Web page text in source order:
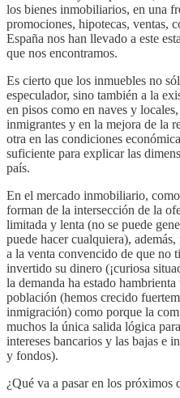
los bienes inmobiliarios, en una
promociones, hipotecas, ventas,
España nos han llevado a este
que nos encontramos.
Es cierto que los inmuebles no
especulador, sino también a la
en pisos como en naves y
inmigrantes y en la mejora de la
otra en las condiciones
suficiente para explicar las
país.
En el mercado inmobiliario,
forman de la intersección de la
limitada y lenta (no se puede
puede hacer cualquiera),
a la venta convencido de que no
invertido su dinero (¡curiosa
la demanda ha estado
población (hemos crecido
inmigración) como porque la
muchos la única salida lógica
intereses bancarios y las bajas e
y fondos).
¿Qué va a pasar en los próximos